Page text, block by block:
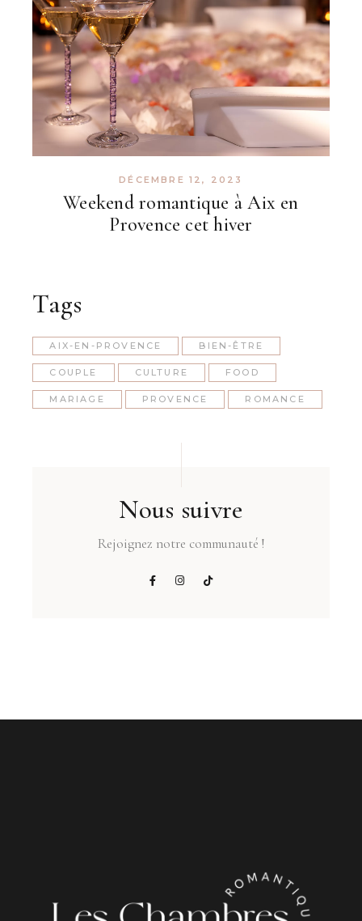
Weekend romantique à Aix en
Provence cet hiver
DÉCEMBRE 12, 2023
Tags
AIX-EN-PROVENCE BIEN-ÊTRE
COUPLE CULTURE FOOD
MARIAGE PROVENCE ROMANCE
Nous suivre
Rejoignez notre communauté !